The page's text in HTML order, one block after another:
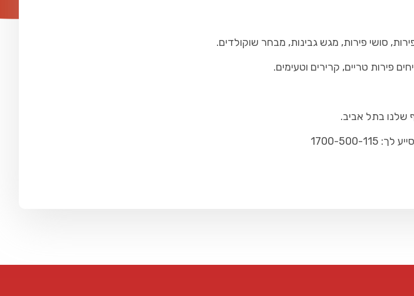
סושי פירות, מגש גבינות, מבחר שוקולדים.
פירות טריים, קרירים וטעימים.
שלנו בתל אביב.
500-115